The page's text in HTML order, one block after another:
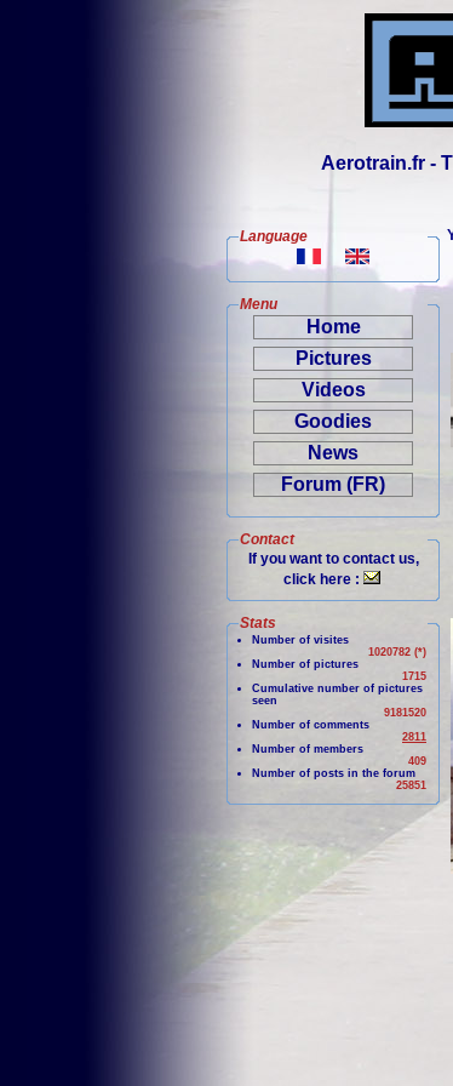
Aerotrain.fr -
Language
Menu
Home
Pictures
Videos
Goodies
News
Forum (FR)
Contact
If you want to contact us,
click here :
Stats
Number of visites
1020782 (*)
Number of pictures
1715
Cumulative number of pictures
seen
9181520
Number of comments
2811
Number of members
409
Number of posts in the forum
25851